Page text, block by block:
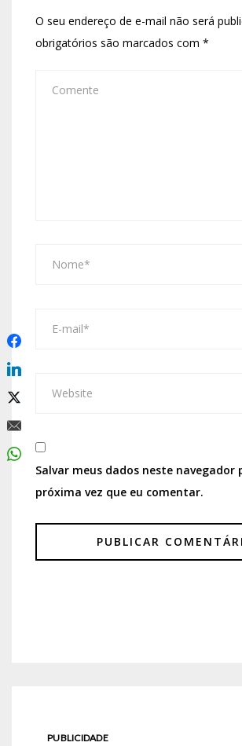
O seu endereço de e-mail não será
obrigatórios são marcados com *
Salvar meus dados neste navegador
próxima vez que eu comentar.
PUBLICIDADE